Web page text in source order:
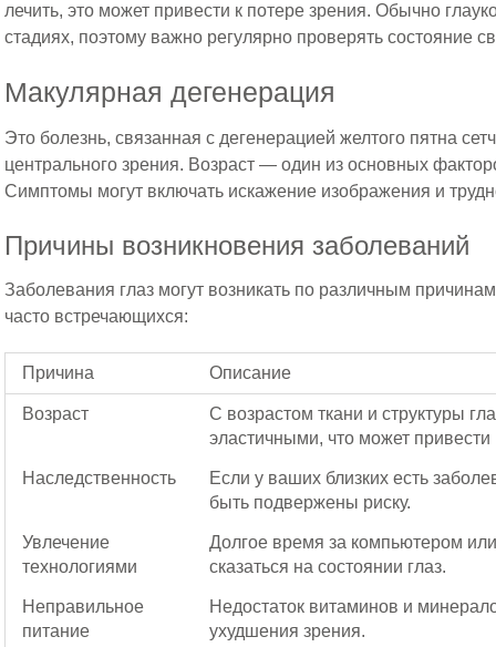
лечить, это может привести к потере зрения. Обычно
стадиях, поэтому важно регулярно проверять состояние
Макулярная дегенерация
Это болезнь, связанная с дегенерацией желтого пятна
центрального зрения. Возраст — один из основных
Симптомы могут включать искажение изображения и
Причины возникновения заболеваний
Заболевания глаз могут возникать по различным
часто встречающихся:
Причина Описание
Возраст
С возрастом ткани и структуры
эластичными, что может
Наследственность
Если у ваших близких есть
быть подвержены риску.
Увлечение
технологиями
Долгое время за компьютером
сказаться на состоянии глаз.
Неправильное
питание
Недостаток витаминов и
ухудшения зрения.